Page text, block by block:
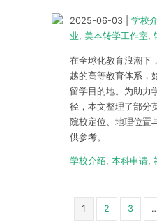
2025-06-03 学校
业, 美本转学工作室,
在全球化教育浪潮下
越的高等教育体系，
留学目的地。为助力
径，本文整理了部分
院校定位、地理位置
供参考。
学校介绍, 本科申请,
1 2 3